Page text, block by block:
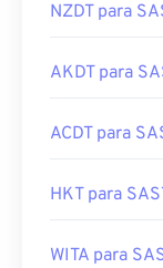
NZDT para
AKDT para
ACDT para
HKT para
WITA para